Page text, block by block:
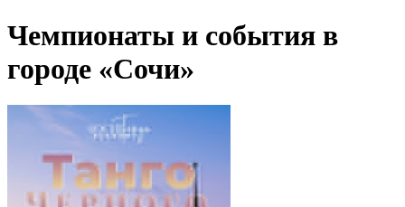
Чемпионаты и события в
городе «Сочи»